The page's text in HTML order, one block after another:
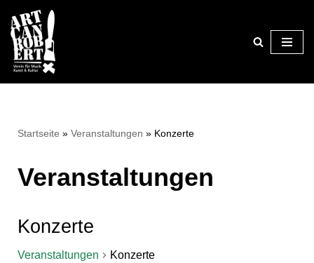
Zum
Inhalt
springen
Startseite » Veranstaltungen » Konzerte
Veranstaltungen
Konzerte
Veranstaltungen Konzerte